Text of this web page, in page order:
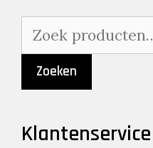
naar:
Zoeken
Klantenservice